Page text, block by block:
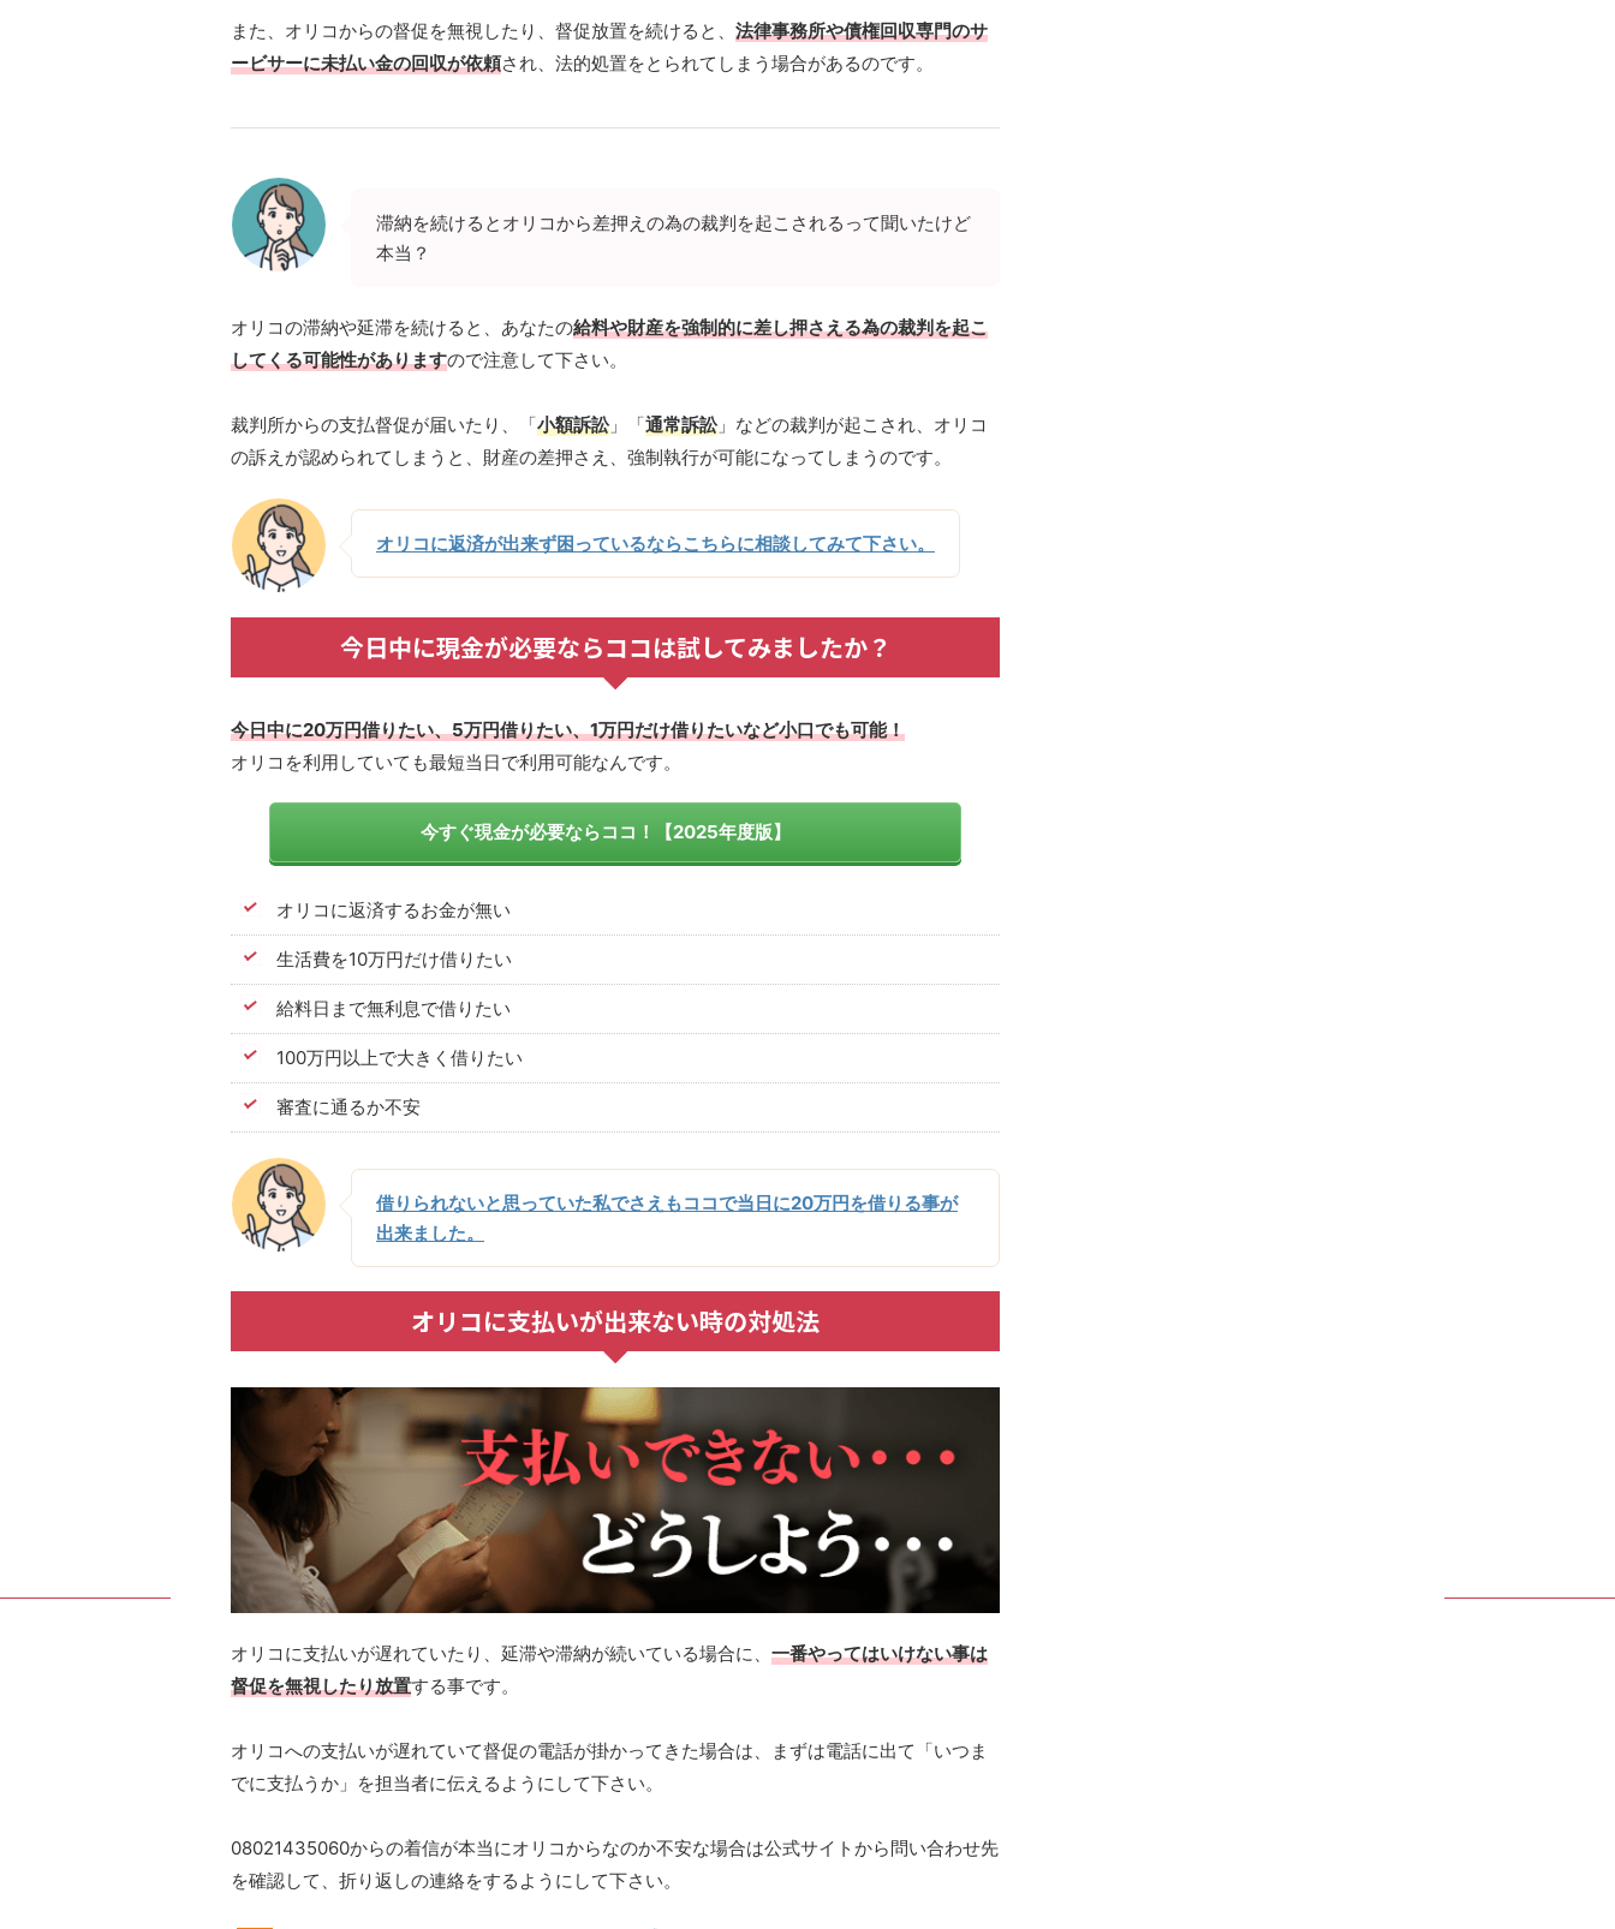
また、オリコからの督促を無視したり、督促放置を続けると、 法律事務所や債権回収専門のサ
ービサーに未払い金の回収が依頼され、法的処置をとられてしまう場合があるのです。
滞納を続けるとオリコから差押えの為の裁判を起こされるって聞いたけど
本当？
オリコの滞納や延滞を続けると、あなたの給料や財産を強制的に差し押さえる為の裁判を起こ
してくる可能性がありますので注意して下さい。
裁判所からの支払督促が届いたり、「小額訴訟 」「通常訴訟 」などの裁判が起こされ、オリコ
の訴えが認められてしまうと、財産の差押さえ、強制執行が可能になってしまうのです。
オリコに返済が出来ず困っているならこちらに相談してみて下さい。
今日中に現金が必要ならココは試してみましたか？
今日中に20万円借りたい、5万円借りたい、1万円だけ借りたいなど小口でも可能！
オリコを利用していても最短当日で利用可能なんです。
今すぐ現金が必要ならココ！【2025年度版】
オリコに返済するお金が無い
生活費を10万円だけ借りたい
給料日まで無利息で借りたい
100万円以上で大きく借りたい
審査に通るか不安
借りられないと思っていた私でさえもココで当日に20万円を借りる事が
出来ました。
オリコに支払いが出来ない時の対処法
オリコに支払いが遅れていたり、延滞や滞納が続いている場合に、 一番やってはいけない事は
督促を無視したり放置する事です。
オリコへの支払いが遅れていて督促の電話が掛かってきた場合は、まずは電話に出て「いつま
でに支払うか」を担当者に伝えるようにして下さい。
08021435060からの着信が本当にオリコからなのか不安な場合は公式サイトから問い合わせ先
を確認して、折り返しの連絡をするようにして下さい。